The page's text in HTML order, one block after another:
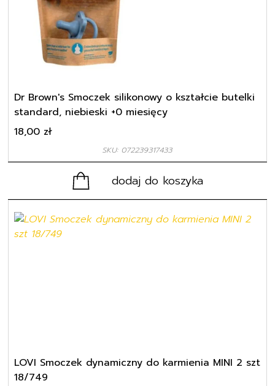
Dr Brown′s Smoczek silikonowy o kształcie butelki
standard, niebieski +0 miesięcy
SKU: 072239317433
18,00 zł
dodaj do koszyka
LOVI Smoczek dynamiczny do karmienia MINI 2 szt
18/749